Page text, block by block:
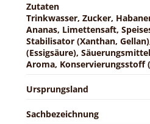
Zutaten
Trinkwasser, Zucker,
Ananas, Limettensaft,
Stabilisator (Xanthan,
(Essigsäure),
Aroma, Konservierungsstoff
Ursprungsland
Sachbezeichnung